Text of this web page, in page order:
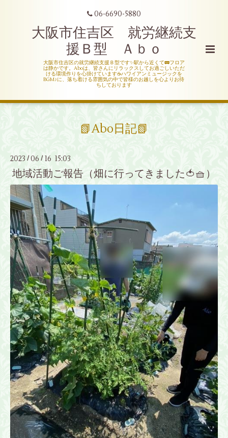
06-6690-5880
大阪市住吉区 就労継続支
援Ｂ型 Ａｂｏ
大阪市住吉区の就労継続支援Ｂ型です✨駅から近くて🚃フロア
は静かです。Aboは、皆さんにリラックスしてお過ごしいただ
ける環境作りを心掛けています☕ハワイアンミュージックを
BGM♪に、落ち着ける雰囲気の中で皆様のお越しを心よりお待
ちしております
📗Abo日記📗
2023 / 06 / 16 15:03
地域活動ご報告（畑に行ってきました🍅🧺）